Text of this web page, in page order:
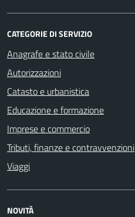
CATEGORIE DI SERVIZIO
Anagrafe e stato civile
Autorizzazioni
Catasto e urbanistica
Educazione e formazione
Imprese e commercio
Tributi, finanze e contravvenzioni
Viaggi
NOVITÀ